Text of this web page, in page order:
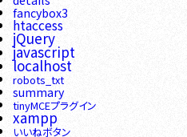
fancybox3
htaccess
jQuery
javascript
localhost
robots_txt
summary
tinyMCEプラグイン
xampp
いいねボタン